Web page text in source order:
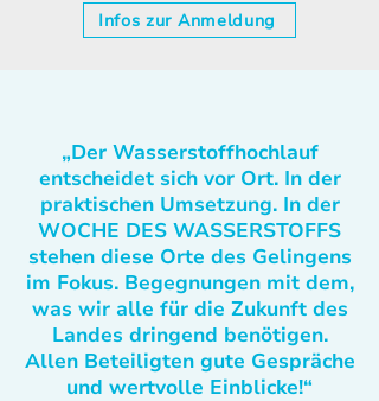
Infos zur Anmeldung
„Der Wasserstoffhochlauf
entscheidet sich vor Ort. In der
praktischen Umsetzung. In der
WOCHE DES WASSERSTOFFS
stehen diese Orte des Gelingens
im Fokus. Begegnungen mit dem,
was wir alle für die Zukunft des
Landes dringend benötigen.
Allen Beteiligten gute Gespräche
und wertvolle Einblicke!“